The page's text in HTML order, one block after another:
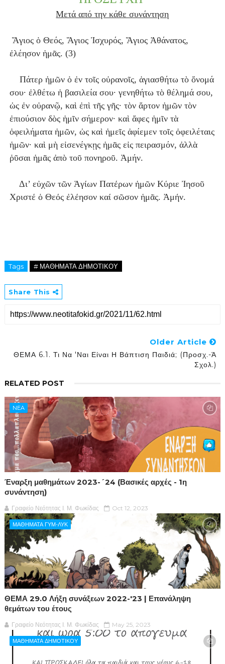
Μετά από την κάθε συνάντηση
Ἅγιος ὁ Θεός, Ἅγιος Ἰσχυρός, Ἅγιος Ἀθάνατος,
ἐλέησον ἡμᾶς. (3)
Πάτερ ἡμῶν ὁ ἐν τοῖς οὐρανοῖς, ἁγιασθήτω τὸ ὄνομά
σου· ἐλθέτω ἡ βασιλεία σου· γενηθήτω τὸ θέλημά σου,
ὡς ἐν οὐρανῷ, καὶ ἐπὶ τῆς γῆς· τὸν ἄρτον ἡμῶν τὸν
ἐπιούσιον δὸς ἡμῖν σήμερον· καὶ ἄφες ἡμῖν τὰ
ὀφειλήματα ἡμῶν, ὡς καὶ ἡμεῖς ἀφίεμεν τοῖς ὀφειλέταις
ἡμῶν· καὶ μὴ εἰσενέγκῃς ἡμᾶς εἰς πειρασμόν, ἀλλὰ
ῥῦσαι ἡμᾶς ἀπὸ τοῦ πονηροῦ. Ἀμήν.
Δι’ εὐχῶν τῶν Ἁγίων Πατέρων ἡμῶν Κύριε Ἰησοῦ
Χριστέ ὁ Θεός ἐλέησον καί σῶσον ἡμᾶς. Ἀμήν.
Tags # ΜΑΘΗΜΑΤΑ ΔΗΜΟΤΙΚΟΥ
Share This
Older Article
ΘΕΜΑ 6.1. Τι Να 'ναι Είναι Η Βάπτιση Παιδιά; (Προσχ.-Ά
Σχολ.)
RELATED POST
NEA
Έναρξη μαθημάτων 2023-´24 (Βασικές αρχές - 1η
συνάντηση)
Γραφείο Νεότητας Ι. Μ. Φωκίδας Oct 12, 2023
ΜΑΘΗΜΑΤΑ ΓΥΜ-ΛΥΚ
ΘΕΜΑ 29.0 Λήξη συνάξεων 2022-'23 | Επανάληψη
θεμάτων του έτους
Γραφείο Νεότητας Ι. Μ. Φωκίδας May 25, 2023
ΜΑΘΗΜΑΤΑ ΔΗΜΟΤΙΚΟΥ